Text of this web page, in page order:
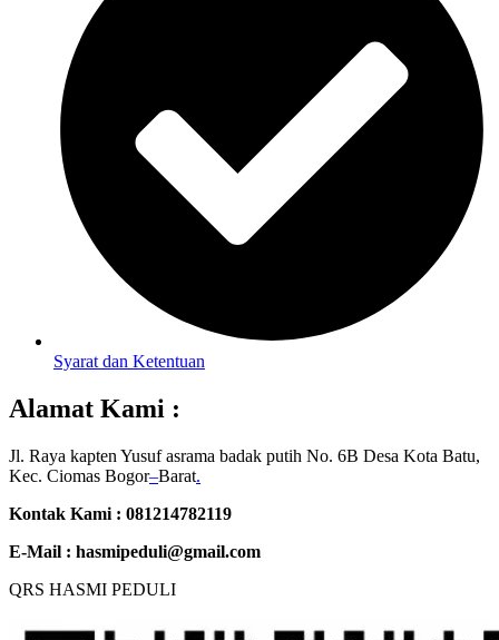
Syarat dan Ketentuan
Alamat Kami :
Jl. Raya kapten Yusuf asrama badak putih No. 6B Desa Kota Batu,
Kec. Ciomas Bogor–Barat.
Kontak Kami : 081214782119
E-Mail : hasmipeduli@gmail.com
QRS HASMI PEDULI